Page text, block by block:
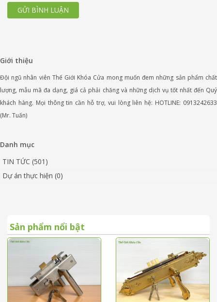
GỬI BÌNH LUẬN
Giới thiệu
Đội ngũ nhân viên Thế Giới Khóa Cửa mong muốn đem những sản phẩm chất
lượng, mẫu mã đa dạng, giá cả phải chăng và những dịch vụ tốt nhất đến Quý
khách hàng. Mọi thông tin cần hỗ trợ, vui lòng liên hệ: HOTLINE: 0913242633
(Mr. Tuấn)
Danh mục
TIN TỨC (501)
Dự án thực hiện (0)
Sản phẩm nổi bật